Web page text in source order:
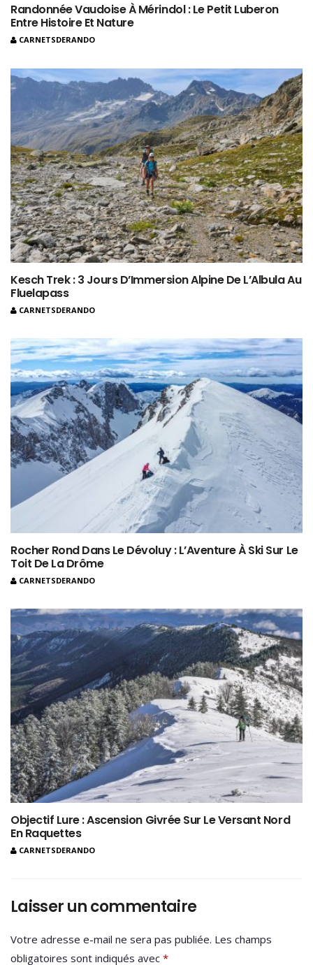
Randonnée Vaudoise À Mérindol : Le Petit Luberon
Entre Histoire Et Nature
CARNETSDERANDO
Kesch Trek : 3 Jours D’Immersion Alpine De L’Albula Au
Fluelapass
CARNETSDERANDO
Rocher Rond Dans Le Dévoluy : L’Aventure À Ski Sur Le
Toit De La Drôme
CARNETSDERANDO
Objectif Lure : Ascension Givrée Sur Le Versant Nord
En Raquettes
CARNETSDERANDO
Laisser un commentaire
Votre adresse e-mail ne sera pas publiée. Les champs
obligatoires sont indiqués avec *